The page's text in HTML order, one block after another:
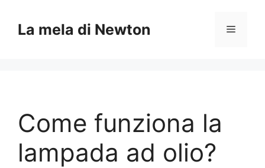
contenuto
La mela di Newton Menu
Come funziona la
lampada ad olio?